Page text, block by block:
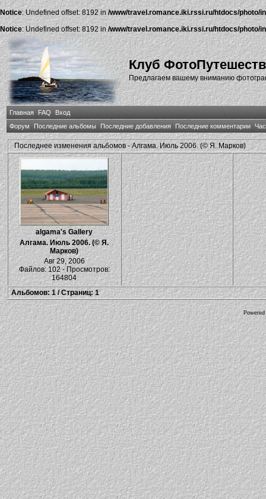
Notice: Undefined offset: 8192 in /www/travel.romance.iki.rssi.ru/htdocs/photo/
Notice: Undefined offset: 8192 in/www/travel.romance.iki.rssi.ru/htdocs/photo/
Клуб
Предлагаем вашему вниманию
Главная FAQ
Вход
Форум
Последние альбомы Последние добавления Последние комментарии
Последнее изменения альбомов - Алгама. Июль 2006. (© Я. Марков)
algama's Gallery
Алгама. Июль 2006. (© Я.
Марков)
Авг 29, 2006
Файлов: 102 - Просмотров:
164804
Альбомов: 1 / Страниц: 1